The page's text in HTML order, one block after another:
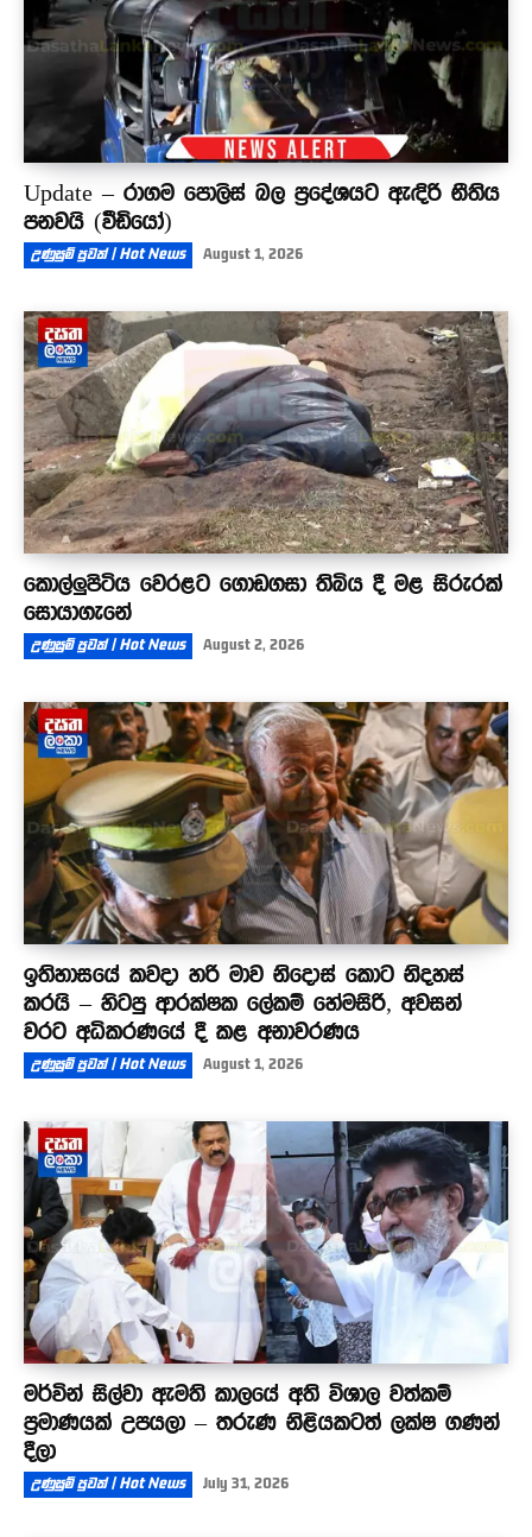
Update – රාගම පොලිස් බල ප්‍රදේශයට ඇඳිරි නීතිය
පනවයි (වීඩියෝ)
උණුසුම් පුවත් | Hot News August 1, 2026
කොල්ලුපිටිය වෙරළට ගොඩගසා තිබිය දී මළ සිරුරක්
සොයාගැනේ
උණුසුම් පුවත් | Hot News August 2, 2026
ඉතිහාසයේ කවදා හරි මාව නිදොස් කොට නිදහස්
කරයි – හිටපු ආරක්ෂක ලේකම් හේමසිරි, අවසන්
වරට අධිකරණයේ දී කළ අනාවරණය
උණුසුම් පුවත් | Hot News August 1, 2026
මර්වින් සිල්වා ඇමති කාලයේ අති විශාල වත්කම්
ප්‍රමාණයක් උපයලා – තරුණ නිළියකටත් ලක්ෂ ගණන්
දීලා
උණුසුම් පුවත් | Hot News July 31, 2026